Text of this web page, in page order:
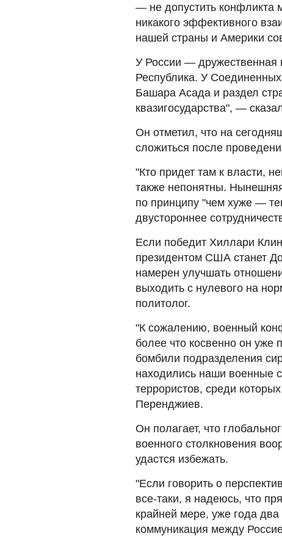
— не допустить
никакого эффективного
нашей страны и Америки
У России — дружественная
Республика. У
Башара Асада и раздел
квазигосударства", —
Он отметил, что на
сложиться после
"Кто придет там к власти,
также непонятны.
по принципу "чем хуже —
двустороннее
Если победит Хиллари
президентом США станет
намерен улучшать
выходить с нулевого на
политолог.
"К сожалению, военный
более что косвенно он уже
бомбили подразделения
находились наши военные
террористов, среди
Перенджиев.
Он полагает, что
военного столкновения
удастся избежать.
"Если говорить о
все-таки, я надеюсь, что
крайней мере, уже года
коммуникация между